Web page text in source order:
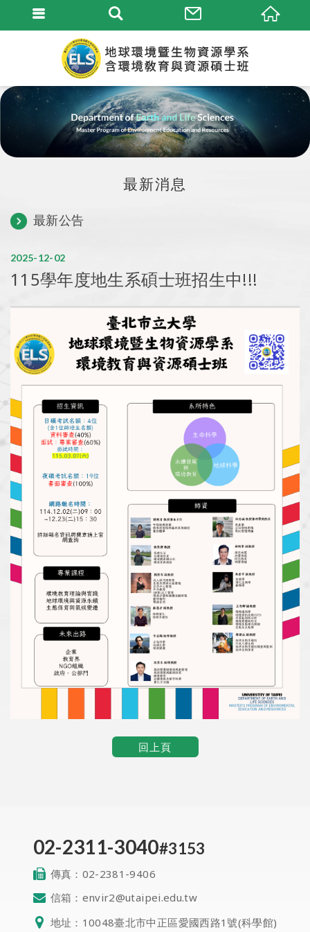
最新消息
最新公告
02
12
2025
115學年度地生系碩士班招生中!!!
回上頁
02-2311-3040#3153
傳真： 02-2381-9406
信箱： envir2@utaipei.edu.tw
地址： 10048臺北市中正區愛國西路1號(科學館)